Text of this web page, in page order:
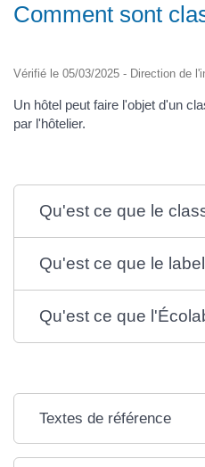
Comment sont
Vérifié le 05/03/2025 - Direction de
Un hôtel peut faire l'objet d'un
par l'hôtelier.
Qu'est ce que le
Qu'est ce que le
Qu'est ce que
Textes de référence